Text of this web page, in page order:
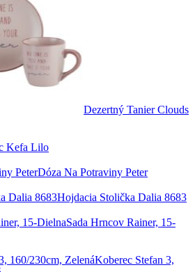
Dezertný Tanier Clouds
Kefa Lilo
Dóza Na Potraviny Peter
Hojdacia Stolička Dalia 8683
Sada Hrncov Rainer, 15-
Koberec Stefan 3,